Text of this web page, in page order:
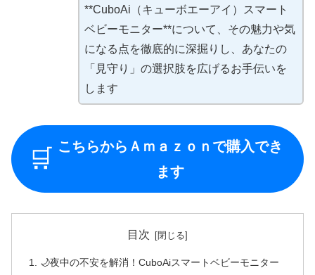
**CuboAi（キューボエーアイ）スマート
ベビーモニター**について、その魅力や気
になる点を徹底的に深掘りし、あなたの
「見守り」の選択肢を広げるお手伝いを
します
🛒
こちらからＡｍａｚｏｎで購入でき
ます
目次
🌙夜中の不安を解消！CuboAiスマートベビーモニター